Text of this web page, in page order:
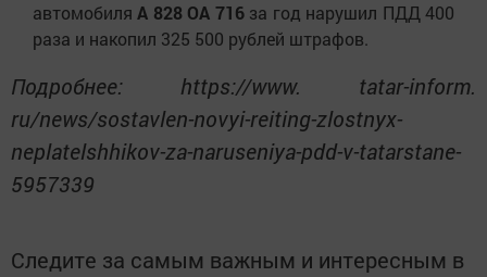
автомобиляА 828 ОА 716за год нарушил ПДД 400
раза и накопил 325 500 рублей штрафов.
Подробнее: https://www. tatar-inform.
ru/news/sostavlen-novyi-reiting-zlostnyx-
neplatelshhikov-za-naruseniya-pdd-v-tatarstane-
5957339
Следите за самым важным и интересным в